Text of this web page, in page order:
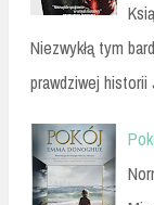
Niezwykłą tym
prawdziwej